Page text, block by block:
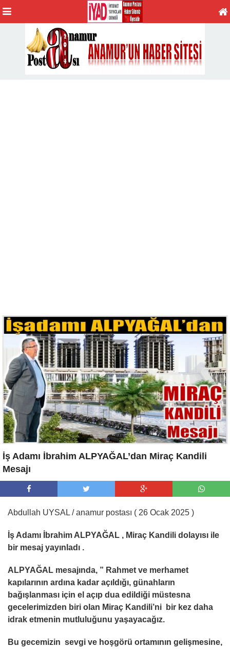
İş Adamı İbrahim ALPYAĞAL’dan Miraç Kandili
Mesajı
Abdullah UYSAL / anamur postası ( 26 Ocak 2025 )
İş Adamı İbrahim ALPYAĞAL , Miraç Kandili dolayısı ile
bir mesaj yayınladı .
ALPYAĞAL mesajında, ” Rahmet ve merhamet
kapılarının ardına kadar açıldığı, günahların
bağışlanması için el açıp dua edildiği müstesna
gecelerimizden biri olan Miraç Kandili’ni bir kez daha
idrak etmenin mutluluğunu yaşayacağız.
Bu gecemizin sevgi ve hoşgörü ortamının gelişmesine,